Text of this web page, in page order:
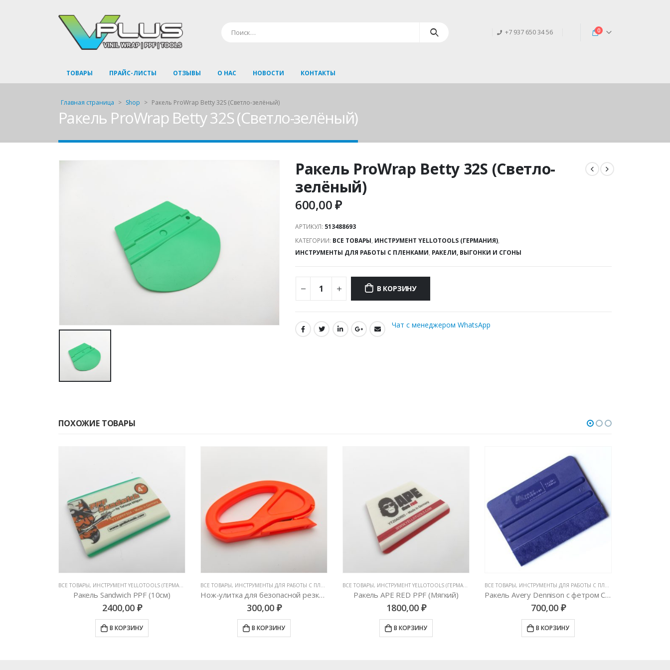
+7 937 650 34 56 0
ТОВАРЫ ПРАЙС-ЛИСТЫ ОТЗЫВЫ О НАС НОВОСТИ КОНТАКТЫ
Главная страница > Shop > Ракель ProWrap Betty 32S (Светло-зелёный)
Ракель ProWrap Betty 32S (Светло-зелёный)
Ракель ProWrap Betty 32S (Светло-
зелёный)
600,00₽
АРТИКУЛ: 513488693
КАТЕГОРИИ: ВСЕ ТОВАРЫ, ИНСТРУМЕНТ YELLOTOOLS (ГЕРМАНИЯ),
ИНСТРУМЕНТЫ ДЛЯ РАБОТЫ С ПЛЕНКАМИ, РАКЕЛИ, ВЫГОНКИ И СГОНЫ
В КОРЗИНУ
Чат с менеджером WhatsApp
ПОХОЖИЕ ТОВАРЫ
,РАКЕЛИ, ВЫГОНКИ И СГОНЫ
ВСЕ ТОВАРЫ, ИНСТРУМЕНТ YELLOTOOLS (ГЕРМАНИЯ) ИНСТРУМЕНТЫ ДЛЯ РАБОТЫ С ПЛЕНКАМИ
Ракель Sandwich PPF (10см)
2400,00 ₽
В КОРЗИНУ
ВСЕ ТОВАРЫ, ИНСТРУМЕНТЫ ДЛЯ РАБОТЫ С ПЛЕНКАМИ ,НОЖИ И ЛЕЗВИЯ
Нож-улитка для безопасной резки пленки
300,00 ₽
В КОРЗИНУ
ВСЕ ТОВАРЫ, ИНСТРУМЕНТ YELLOTOOLS (ГЕРМАНИЯ) ИНСТРУМЕНТЫ ДЛЯ РАБОТЫ С ПЛЕНКАМИ
Ракель APE RED PPF (Мягкий)
1800,00 ₽
В КОРЗИНУ
ВСЕ ТОВАРЫ, ИНСТРУМЕНТЫ ДЛЯ РАБОТЫ С ПЛЕНКАМИ
Ракель Avery Dennison с фетром Синий (Средней Жесткости)
700,00 ₽
В КОРЗИНУ